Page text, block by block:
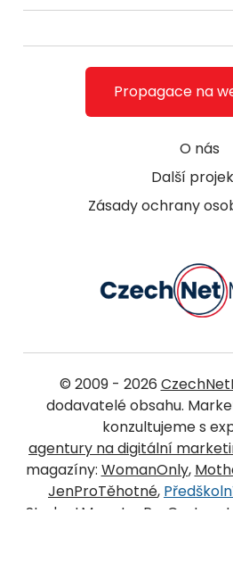
O nás
Další
Zásady ochrany
Propagace na
© 2009 - 2026
dodavatelé obsahu.
konzultujeme s
agentury na digitální
magazíny: WomanOnly,
JenProTěhotné,
StudentMag